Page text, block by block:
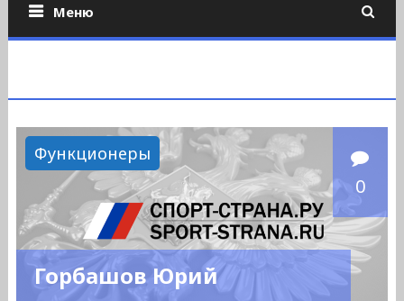
Меню
Функционеры
0
Горбашов Юрий